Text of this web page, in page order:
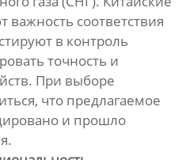
важность соответствия
в контроль
точность и
При выборе
что предлагаемое
и прошло